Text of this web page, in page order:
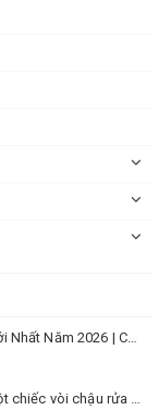
Tiêu chí để có thể lựa chọn được một chiếc vòi chậu rửa mặt Caesar phù hợp